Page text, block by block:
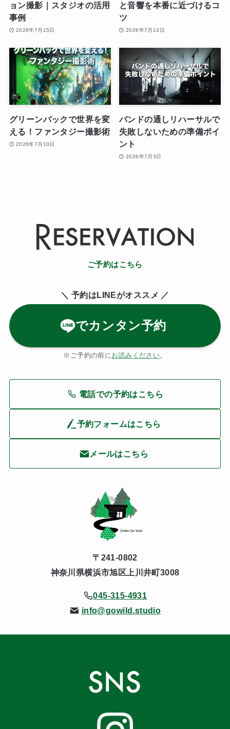
ョン撮影｜スタジオの活用
事例
2026年7月15日
と音響を本番に近づけるコ
ツ
2026年7月13日
グリーンバックで世界を変
える！ファンタジー撮影術
2026年7月10日
バンドの通しリハーサルで
失敗しないための準備ポイ
ント
2026年7月3日
ご予約はこちら
＼ 予約はLINEがオススメ ／
でカンタン予約
※ご予約の前にお読みください。
電話での予約はこちら
予約フォームはこちら
メールはこちら
〒241-0802
神奈川県横浜市旭区上川井町3008
045-315-4931
info@gowild.studio